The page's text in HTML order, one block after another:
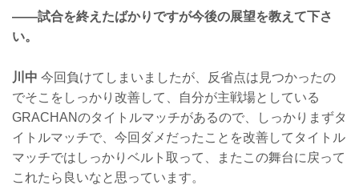
——試合を終えたばかりですが今後の展望を教えて下さ
い。
川中 今回負けてしまいましたが、反省点は見つかったの
でそこをしっかり改善して、自分が主戦場としている
GRACHANのタイトルマッチがあるので、しっかりまずタ
イトルマッチで、今回ダメだったことを改善してタイトル
マッチではしっかりベルト取って、またこの舞台に戻って
これたら良いなと思っています。